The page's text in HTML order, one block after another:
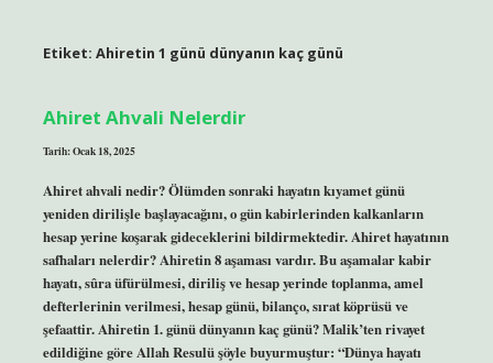
Etiket: Ahiretin 1 günü dünyanın kaç günü
Ahiret Ahvali Nelerdir
Tarih: Ocak 18, 2025
Ahiret ahvali nedir? Ölümden sonraki hayatın kıyamet günü
yeniden dirilişle başlayacağını, o gün kabirlerinden kalkanların
hesap yerine koşarak gideceklerini bildirmektedir. Ahiret hayatının
safhaları nelerdir? Ahiretin 8 aşaması vardır. Bu aşamalar kabir
hayatı, sûra üfürülmesi, diriliş ve hesap yerinde toplanma, amel
defterlerinin verilmesi, hesap günü, bilanço, sırat köprüsü ve
şefaattir. Ahiretin 1. günü dünyanın kaç günü? Malik’ten rivayet
edildiğine göre Allah Resulü şöyle buyurmuştur: “Dünya hayatı